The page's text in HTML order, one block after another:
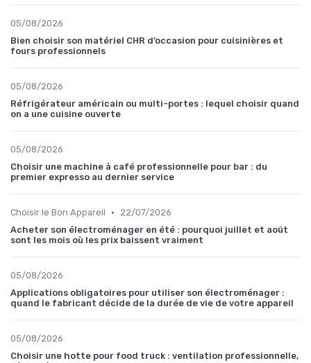
05/08/2026
Bien choisir son matériel CHR d’occasion pour cuisinières et
fours professionnels
05/08/2026
Réfrigérateur américain ou multi-portes : lequel choisir quand
on a une cuisine ouverte
05/08/2026
Choisir une machine à café professionnelle pour bar : du
premier expresso au dernier service
Choisir le Bon Appareil •
22/07/2026
Acheter son électroménager en été : pourquoi juillet et août
sont les mois où les prix baissent vraiment
05/08/2026
Applications obligatoires pour utiliser son électroménager :
quand le fabricant décide de la durée de vie de votre appareil
05/08/2026
Choisir une hotte pour food truck : ventilation professionnelle,